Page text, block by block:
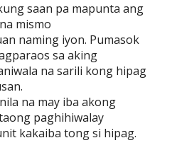
saan pa mapunta ang
mismo
naming iyon. Pumasok
sa aking
na sarili kong hipag
na may iba akong
paghihiwalay
kakaiba tong si hipag.